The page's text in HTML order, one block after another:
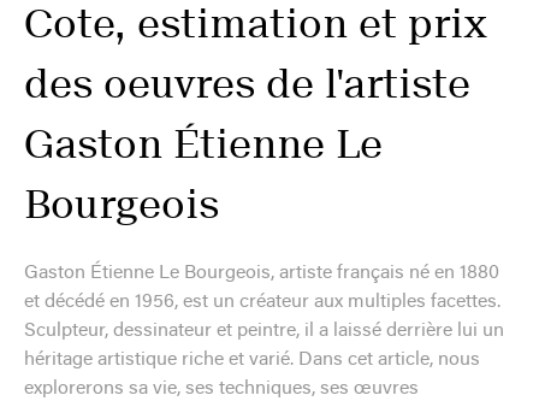
Cote, estimation et prix
des oeuvres de l'artiste
Gaston Étienne Le
Bourgeois
Gaston Étienne Le Bourgeois, artiste français né en 1880
et décédé en 1956, est un créateur aux multiples facettes.
Sculpteur, dessinateur et peintre, il a laissé derrière lui un
héritage artistique riche et varié. Dans cet article, nous
explorerons sa vie, ses techniques, ses œuvres